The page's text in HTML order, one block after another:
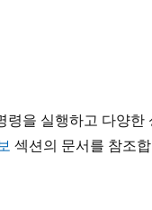
을 실행하고 다양한
섹션의 문서를 참조